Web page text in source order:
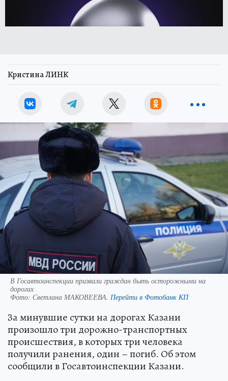
Кристина ЛИНК
В Госавтоинспекции призвали граждан быть осторожными на
дорогах
Фото: Светлана МАКОВЕЕВА. Перейти в Фотобанк КП
За минувшие сутки на дорогах Казани
произошло три дорожно-транспортных
происшествия, в которых три человека
получили ранения, один – погиб. Об этом
сообщили в Госавтоинспекции Казани.